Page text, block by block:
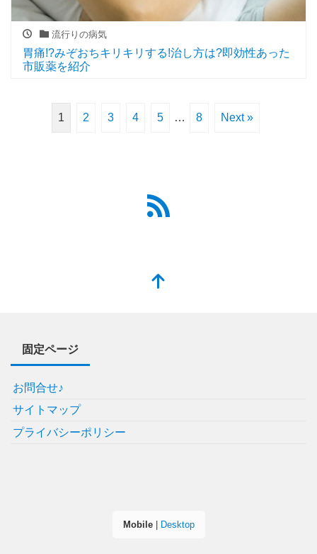
流行りの病気
胃痛!?みぞおちキリキリする!治し方は?即効性あった
市販薬を紹介
1 2 3 4 5 … 8 Next »
固定ページ
お問合せ♪
サイトマップ
プライバシーポリシー
Mobile| Desktop